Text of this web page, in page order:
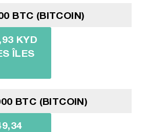
BTC (BITCOIN)
KYD
ÎLES
BTC (BITCOIN)